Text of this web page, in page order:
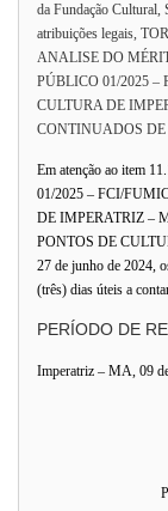
da Fundação Cultural,
atribuições legais,
ANALISE DO
PÚBLICO 01/2025
CULTURA DE
CONTINUADOS
Em atenção ao item
01/2025 – FCI/
DE IMPERATRIZ –
PONTOS DE
27 de junho de 2024,
(três) dias úteis a
PERÍODO DE
Imperatriz – MA, 09